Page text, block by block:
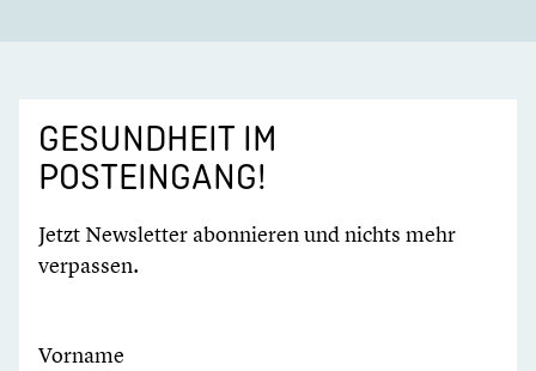
GESUNDHEIT IM
POSTEINGANG!
Jetzt Newsletter abonnieren und nichts mehr
verpassen.
Vorname